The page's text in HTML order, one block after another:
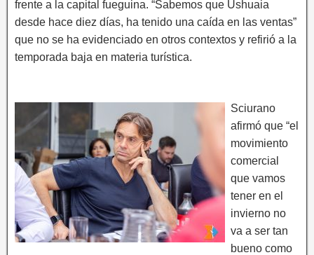
frente a la capital fueguina. “Sabemos que Ushuaia
desde hace diez días, ha tenido una caída en las ventas”
que no se ha evidenciado en otros contextos y refirió a la
temporada baja en materia turística.
Sciurano
afirmó que “el
movimiento
comercial
que vamos
tener en el
invierno no
va a ser tan
bueno como